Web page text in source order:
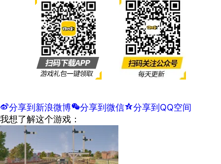
t分享到新浪微博w分享到微信z分享到QQ空间
我想了解这个游戏：